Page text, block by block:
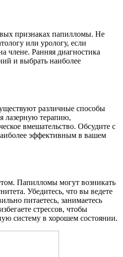
признаках папилломы. Не
или урологу, если
члене. Ранняя диагностика
и выбрать наиболее
различные способы
лазерную терапию,
вмешательство. Обсудите с
эффективным в вашем
Папилломы могут возникать
Убедитесь, что вы ведете
питаетесь, занимаетесь
стрессов, чтобы
систему в хорошем состоянии.